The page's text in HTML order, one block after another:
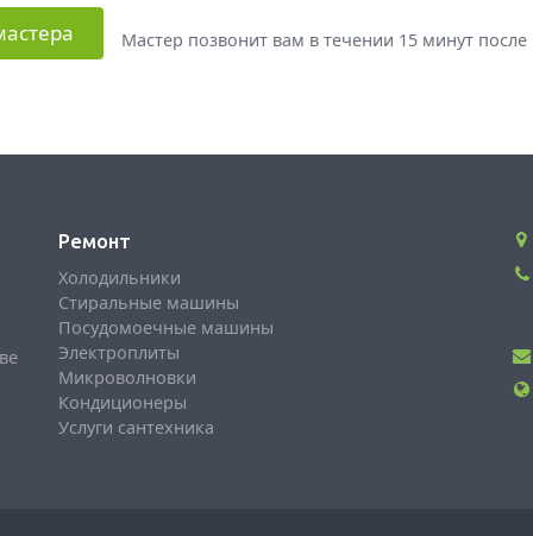
Мастер позвонит вам в течении 15 минут после
Ремонт
Холодильники
Стиральные машины
Посудомоечные машины
Электроплиты
Микроволновки
Кондиционеры
Услуги сантехника